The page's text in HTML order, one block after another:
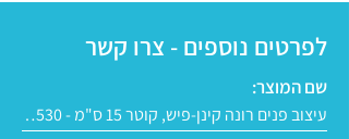
לפרטים נוספים - צרו קשר
שם המוצר: